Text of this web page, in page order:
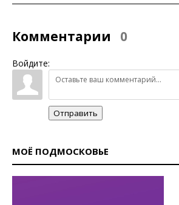
Комментарии 0
Войдите:
Отправить
МОЁ ПОДМОСКОВЬЕ